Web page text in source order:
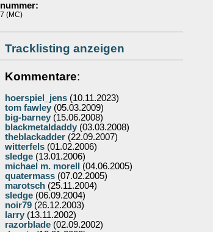
(MC)
Tracklisting anzeigen
Kommentare:
hoerspiel_jens (10.11.2023)
tom fawley (05.03.2009)
big-barney (15.06.2008)
blackmetaldaddy (03.03.2008)
theblackadder (22.09.2007)
witterfels (01.02.2006)
sledge (13.01.2006)
michael m. morell
(04.06.2005)
quatermass (07.02.2005)
marotsch (25.11.2004)
sledge (06.09.2004)
noir79 (26.12.2003)
larry (13.11.2002)
razorblade (02.09.2002)